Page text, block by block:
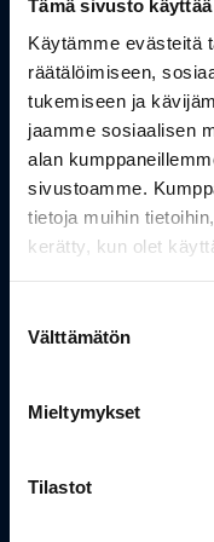
Tämä sivusto
Käytämme evästeitä
räätälöimiseen,
tukemiseen ja
jaamme sosiaalisen
alan
sivustoamme.
tietoja muihin
kerätty, kun olet
valinta
Välttämätön
Mieltymykset
Tilastot